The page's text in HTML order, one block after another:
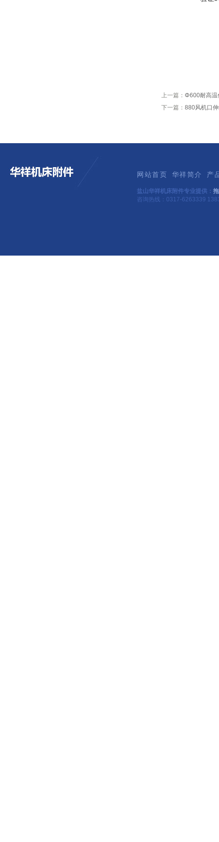
上一篇： Φ600耐高温
下一篇： 880风机口
网站首页 华祥简介 产
盐山华祥机床附件专业提供：
咨询热线：0317-6263339